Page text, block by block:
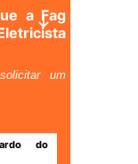
a Fag
um
do